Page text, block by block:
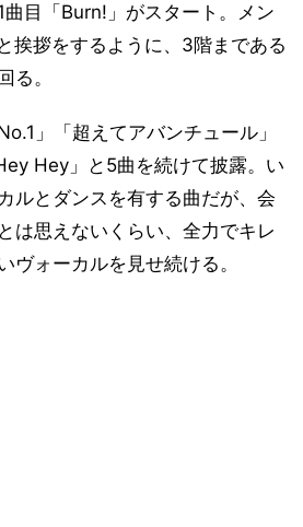
目「Burn!」がスタート。メン
挨拶をするように、3階まである
る。
」「超えてアバンチュール」
Hey」と5曲を続けて披露。い
ルとダンスを有する曲だが、会
は思えないくらい、全力でキレ
ヴォーカルを見せ続ける。